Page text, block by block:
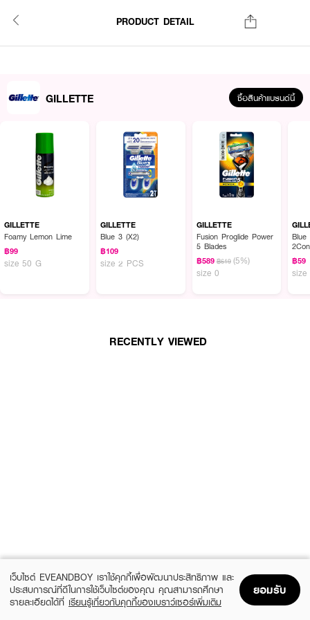
PRODUCT DETAIL
GILLETTE ซื้อสินค้าแบรนด์นี้
GILLETTE
Foamy Lemon Lime
฿99
size 50 G
GILLETTE
Blue 3 (X2)
฿109
size 2 PCS
GILLETTE
Fusion Proglide Power
5 Blades
฿589 ฿619 (5%)
size 0
Blue
฿59
size
RECENTLY VIEWED
เว็บไซต์ EVEANDBOY เราใช้คุกกี้เพื่อพัฒนาประสิทธิภาพ และ
ประสบการณ์ที่ดีในการใช้เว็บไซต์ของคุณ คุณสามารถศึกษา
รายละเอียดได้ที่ เรียนรู้เกี่ยวกับคุกกี้ของเบราว์เซอร์เพิ่มเติม
ยอมรับ